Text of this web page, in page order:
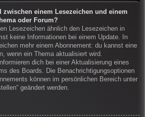
zwischen einem Lesezeichen und einem
oder Forum?
Lesezeichen ähnlich den Lesezeichen in
keine Informationen bei einem Update. In
mehr einem Abonnement: du kannst eine
wenn ein Thema aktualisiert wird.
dich bei einer Aktualisierung eines
des Boards. Die Benachrichtigungsoptionen
können im persönlichen Bereich unter
geändert werden.